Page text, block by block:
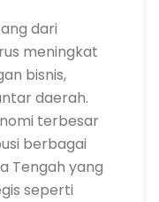
dari
meningkat
bisnis,
daerah.
terbesar
berbagai
Tengah yang
seperti